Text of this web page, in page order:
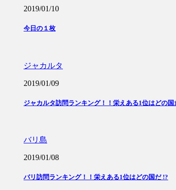
2019/01/10
今日の１枚
ジャカルタ
2019/01/09
ジャカルタ訪問ランキング！！栄えある1位はどの国
バリ島
2019/01/08
バリ訪問ランキング！！栄えある1位はどの国だ !?